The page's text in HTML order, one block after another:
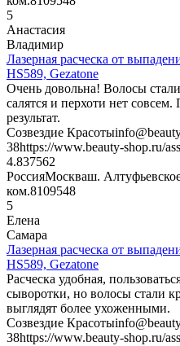
5
Анастасия
Владимир
Лазерная расческа от
HS589, Gezatone
Очень довольна! Волосы
салятся и перхоти нет
результат.
Созвездие Красоты
38https://www.beauty-shop.ru/
4.837562
РоссияМоскваш.
ком.8109548
5
Елена
Самара
Лазерная расческа от
HS589, Gezatone
Расческа удобная,
сыворотки, но волосы стали
выглядят более ухоженными.
Созвездие Красоты
38https://www.beauty-shop.ru/